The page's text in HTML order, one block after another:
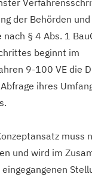
der Behörden und
§ 4 Abs. 1
beginnt im
9-100 VE die
ihres
muss
und wird im